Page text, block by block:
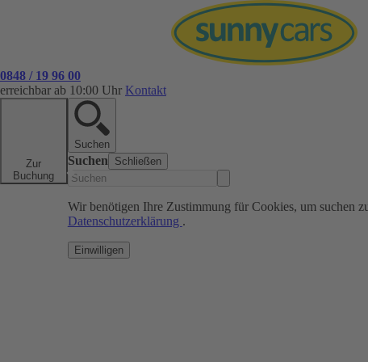
0848 / 19 96 00
erreichbar ab 10:00 Uhr Kontakt
Zur
Buchung
Suchen
Suchen Schließen
Wir benötigen Ihre Zustimmung für Cookies, um suchen
Datenschutzerklärung .
Einwilligen